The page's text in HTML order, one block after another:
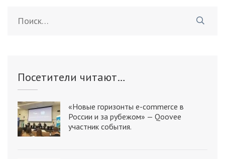
Посетители читают…
«Новые горизонты e-commerce в
России и за рубежом» — Qoovee
участник события.